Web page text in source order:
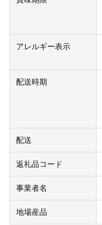
アレルギー表示
配送時期
配送
返礼品コード
事業者名
地場産品